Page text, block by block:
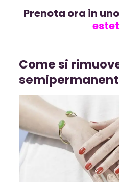
Prenota ora in
Come si